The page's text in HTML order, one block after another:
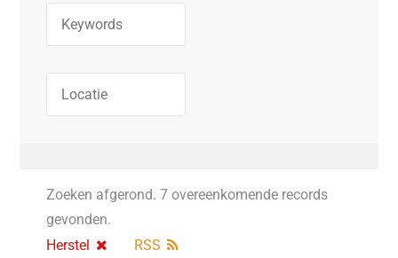
Zoeken afgerond. 7 overeenkomende records
gevonden.
Herstel
RSS